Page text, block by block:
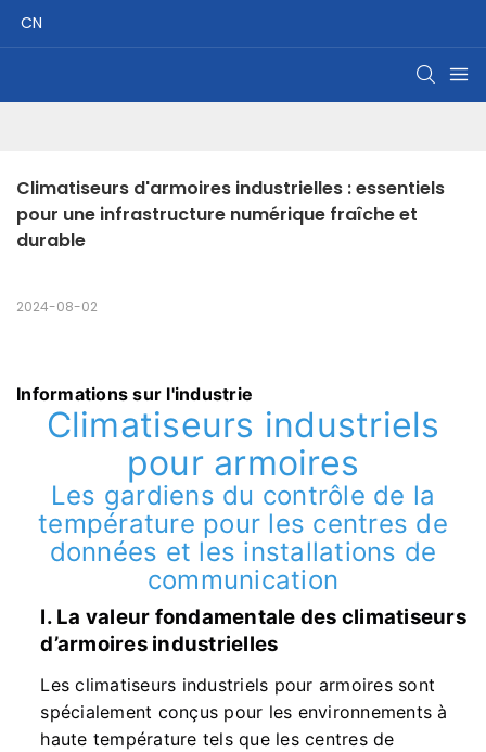
CN
Climatiseurs d'armoires industrielles : essentiels
pour une infrastructure numérique fraîche et
durable
2024-08-02
Informations sur l'industrie
Climatiseurs industriels
pour armoires
Les gardiens du contrôle de la
température pour les centres de
données et les installations de
communication
I. La valeur fondamentale des climatiseurs
d’armoires industrielles
Les climatiseurs industriels pour armoires sont
spécialement conçus pour les environnements à
haute température tels que les centres de